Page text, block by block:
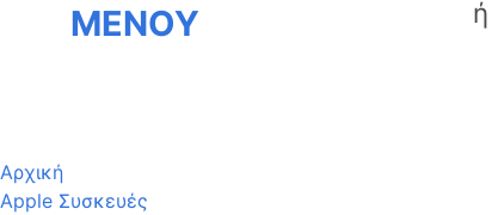
ΜΕΝΟΥ
Αρχική
Apple Συσκευές